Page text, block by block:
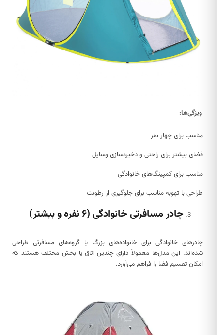
ویژگی‌ها:
مناسب برای چهار نفر
فضای بیشتر برای راحتی و ذخیره‌سازی وسایل
مناسب برای کمپینگ‌های خانوادگی
طراحی با تهویه مناسب برای جلوگیری از رطوبت
چادر مسافرتی خانوادگی (۶ نفره و بیشتر)
چادرهای خانوادگی برای خانواده‌های بزرگ یا گروه‌های مسافرتی طراحی
شده‌اند. این مدل‌ها معمولاً دارای چندین اتاق یا بخش مختلف هستند که
امکان تقسیم فضا را فراهم می‌آورد.